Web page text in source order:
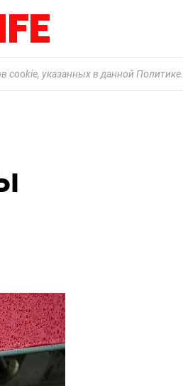
cookie, указанных в данной Политике.